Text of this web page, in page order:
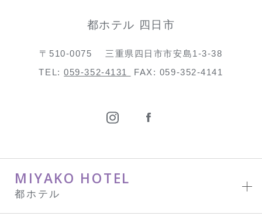
都ホテル 四日市
〒510-0075
三重県四日市市安島1-3-38
TEL:059-352-4131 FAX: 059-352-4141
MIYAKO HOTEL
都ホテル